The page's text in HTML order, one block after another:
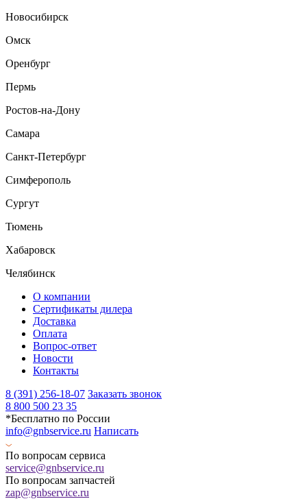
Новосибирск
Омск
Оренбург
Пермь
Ростов-на-Дону
Самара
Санкт-Петербург
Симферополь
Сургут
Тюмень
Хабаровск
Челябинск
О компании
Сертификаты дилера
Доставка
Оплата
Вопрос-ответ
Новости
Контакты
8 (391) 256-18-07 Заказать звонок
8 800 500 23 35
*Бесплатно по России
info@gnbservice.ru Написать
По вопросам сервиса
service@gnbservice.ru
По вопросам запчастей
zap@gnbservice.ru